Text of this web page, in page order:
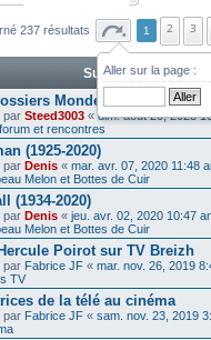
237 résultats
Aller sur la page :
1 2 3
Sujets
Monde des Avengers
par Steed3003 «dim. août 20, 2023
et rencontres
(1925-2020)
par Denis « mar. avr. 07, 2020 11:48
Melon et Bottes de Cuir
(1934-2020)
par Denis « jeu. avr. 02, 2020 10:47
Melon et Bottes de Cuir
Poirot sur TV Breizh
par Fabrice JF « mar. nov. 26, 2019
TV
de la télé au cinéma
par Fabrice JF « sam. nov. 23, 2019